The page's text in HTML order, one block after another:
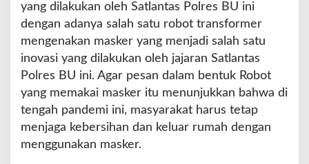
a
i
yang dilakukan oleh Satlantas Polres BU ini
dengan adanya salah satu robot transformer
mengenakan masker yang menjadi salah satu
inovasi yang dilakukan oleh jajaran Satlantas
Polres BU ini. Agar pesan dalam bentuk Robot
yang memakai masker itu menunjukkan bahwa di
tengah pandemi ini, masyarakat harus tetap
menjaga kebersihan dan keluar rumah dengan
menggunakan masker.